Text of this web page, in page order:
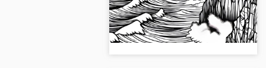
tadını çıkar! Fırtınalı deniz
kayalıklarla buluşuyor. Şimdi
ücretsiz olarak indir!...